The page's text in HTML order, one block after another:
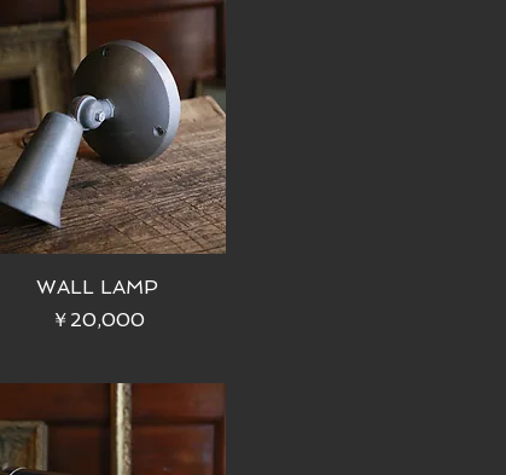
WALL LAMP
価格
￥20,000